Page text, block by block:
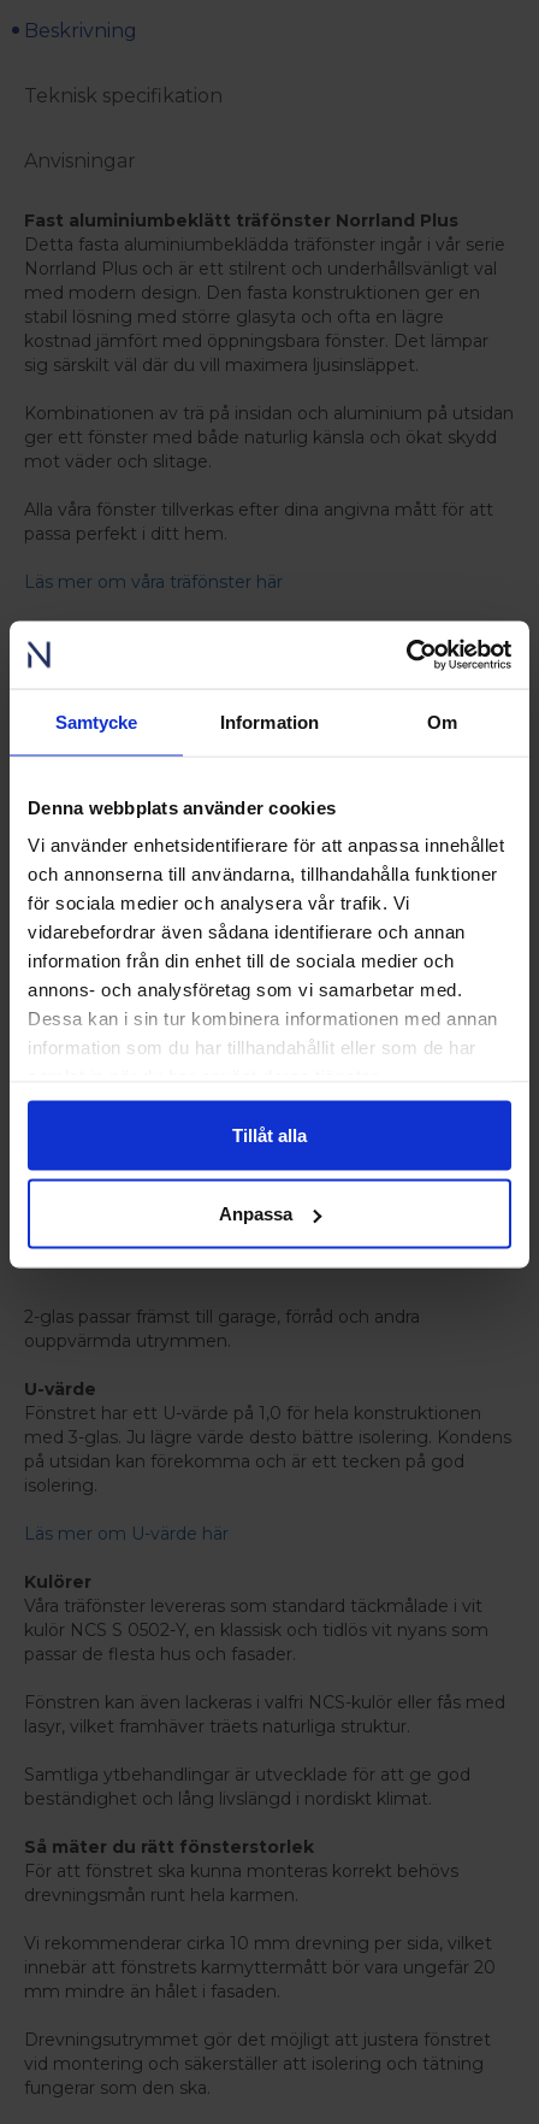
Samtycke Information Om
Denna webbplats använder cookies
Vi använder enhetsidentifierare för att anpassa innehållet
och annonserna till användarna, tillhandahålla funktioner
för sociala medier och analysera vår trafik. Vi
vidarebefordrar även sådana identifierare och annan
information från din enhet till de sociala medier och
annons- och analysföretag som vi samarbetar med.
Dessa kan i sin tur kombinera informationen med annan
information som du har tillhandahållit eller som de har
Tillåt alla
Anpassa
Beskrivning
Teknisk specifikation
Anvisningar
Fast aluminiumbeklätt träfönster Norrland Plus
Detta fasta aluminiumbeklädda träfönster ingår i vår serie
Norrland Plus och är ett stilrent och underhållsvänligt val
med modern design. Den fasta konstruktionen ger en
stabil lösning med större glasyta och ofta en lägre
kostnad jämfört med öppningsbara fönster. Det lämpar
sig särskilt väl där du vill maximera ljusinsläppet.
Kombinationen av trä på insidan och aluminium på utsidan
ger ett fönster med både naturlig känsla och ökat skydd
mot väder och slitage.
Alla våra fönster tillverkas efter dina angivna mått för att
passa perfekt i ditt hem.
Läs mer om våra träfönster här
Våra träfönster tillverkas av kvistfri, lamellimmad och
Träet kommer från långsamtväxande furu, vilket ger ett
Skräddarsytt efter ditt hem utan extra kostnad
Alla våra måttanpassade fönster tillverkas utifrån dina val
och exakta mått.
Du anger karmyttermått och vi producerar fönstret efter
din beställning.
Millimeteranpassning och specialmått ingår alltid utan
extra kostnad.
rekommenderar vi 3-glas, vilket ger:
Bättre isolervärde
Lägre energiförbrukning
2-glas passar främst till garage, förråd och andra
ouppvärmda utrymmen.
U-värde
Fönstret har ett U-värde på 1,0 för hela konstruktionen
med 3-glas. Ju lägre värde desto bättre isolering. Kondens
på utsidan kan förekomma och är ett tecken på god
isolering.
Läs mer om U-värde här
Kulörer
Våra träfönster levereras som standard täckmålade i vit
kulör NCS S 0502-Y, en klassisk och tidlös vit nyans som
passar de flesta hus och fasader.
Fönstren kan även lackeras i valfri NCS-kulör eller fås med
lasyr, vilket framhäver träets naturliga struktur.
Samtliga ytbehandlingar är utvecklade för att ge god
beständighet och lång livslängd i nordiskt klimat.
Så mäter du rätt fönsterstorlek
För att fönstret ska kunna monteras korrekt behövs
drevningsmån runt hela karmen.
Vi rekommenderar cirka 10 mm drevning per sida, vilket
innebär att fönstrets karmyttermått bör vara ungefär 20
mm mindre än hålet i fasaden.
Drevningsutrymmet gör det möjligt att justera fönstret
vid montering och säkerställer att isolering och tätning
fungerar som den ska.